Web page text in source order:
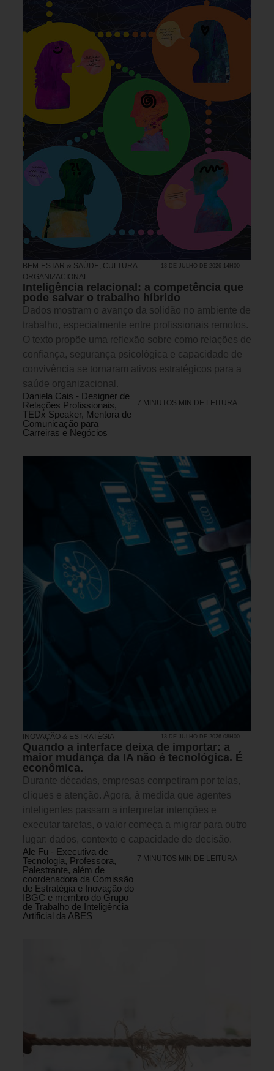
BEM-ESTAR & SAÚDE, CULTURA
ORGANIZACIONAL
13 DE JULHO DE 2026 14H00
Inteligência relacional: a competência que
pode salvar o trabalho híbrido
Dados mostram o avanço da solidão no ambiente de
trabalho, especialmente entre profissionais remotos.
O texto propõe uma reflexão sobre como relações de
confiança, segurança psicológica e capacidade de
convivência se tornaram ativos estratégicos para a
saúde organizacional.
Daniela Cais - Designer de
Relações Profissionais,
TEDx Speaker, Mentora de
Comunicação para
Carreiras e Negócios
7 MINUTOS MIN DE LEITURA
INOVAÇÃO & ESTRATÉGIA 13 DE JULHO DE 2026 08H00
Quando a interface deixa de importar: a
maior mudança da IA não é tecnológica. É
econômica.
Durante décadas, empresas competiram por telas,
cliques e atenção. Agora, à medida que agentes
inteligentes passam a interpretar intenções e
executar tarefas, o valor começa a migrar para outro
lugar: dados, contexto e capacidade de decisão.
Ale Fu - Executiva de
Tecnologia, Professora,
Palestrante, além de
coordenadora da Comissão
de Estratégia e Inovação do
IBGC e membro do Grupo
de Trabalho de Inteligência
Artificial da ABES
7 MINUTOS MIN DE LEITURA